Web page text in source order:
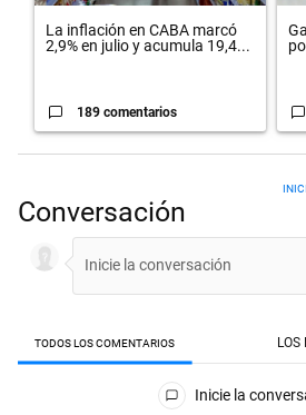
La inflación en CABA marcó
2,9% en julio y acumula 19,4...
189 comentarios
Conversación
TODOS LOS COMENTARIOS LOS
Inicie la